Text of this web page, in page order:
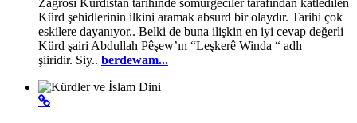
Kürd şehidlerinin ilkini aramak absurd bir olaydır. Tarihi çok
eskilere dayanıyor.. Belki de buna ilişkin en iyi cevap değerli
Kürd şairi Abdullah Pêşew’ın “Leşkerê Winda “ adlı
şiiridir. Siy.. berdewam...